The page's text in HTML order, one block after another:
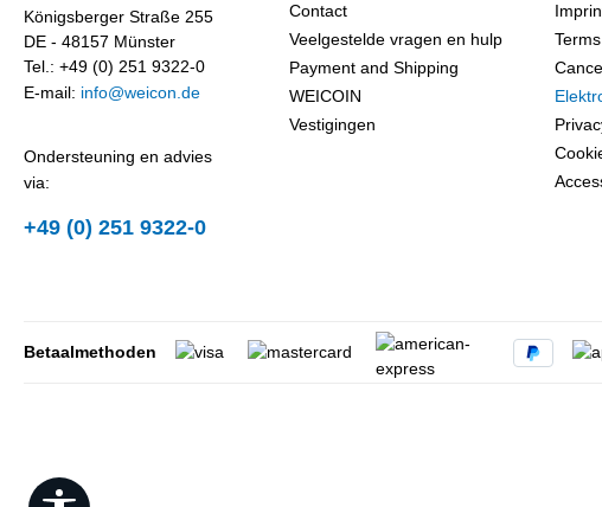
Königsberger Straße 255
DE - 48157 Münster
Tel.: +49 (0) 251 9322-0
E-mail: info@weicon.de
Ondersteuning en advies
via:
+49 (0) 251 9322-0
Contact
Veelgestelde vragen en hulp
Payment and Shipping
WEICOIN
Vestigingen
Betaalmethoden
Show toolbar